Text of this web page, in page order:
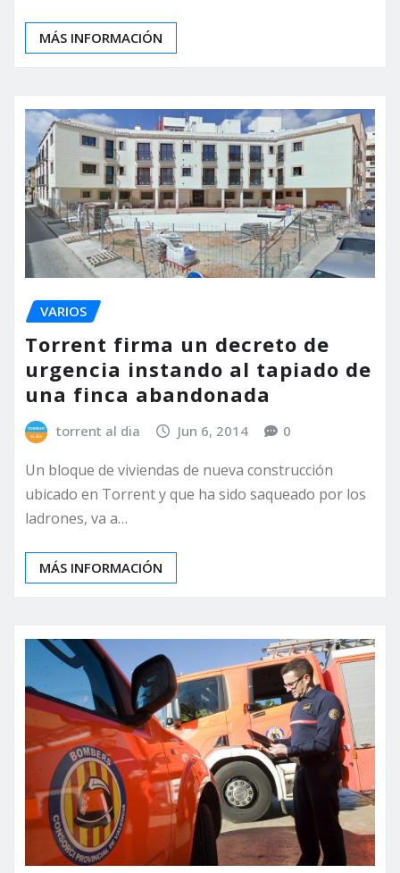
MÁS INFORMACIÓN
VARIOS
Torrent firma un decreto de
urgencia instando al tapiado de
una finca abandonada
torrent al dia Jun 6, 2014 0
Un bloque de viviendas de nueva construcción
ubicado en Torrent y que ha sido saqueado por los
ladrones, va a…
MÁS INFORMACIÓN